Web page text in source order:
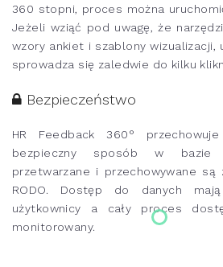
360 stopni, proces można
Jeżeli wziąć pod uwagę, że
wzory ankiet i szablony wizualizacji,
sprowadza się zaledwie do kilku
Bezpieczeństwo
HR Feedback 360°
bezpieczny sposób w
przetwarzane i przechowywane są
RODO. Dostęp do danych
użytkownicy a cały proces
monitorowany.